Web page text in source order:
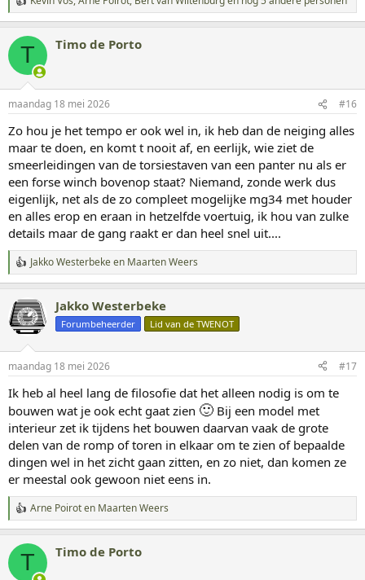
W
a
r
e
n
e
n
:
T Timo de Porto
maandag 18 mei 2026 #16
Zo hou je het tempo er ook wel in, ik heb dan de neiging alles
maar te doen, en komt t nooit af, en eerlijk, wie ziet de
smeerleidingen van de torsiestaven van een panter nu als er
een forse winch bovenop staat? Niemand, zonde werk dus
eigenlijk, net als de zo compleet mogelijke mg34 met houder
en alles erop en eraan in hetzelfde voertuig, ik hou van zulke
details maar de gang raakt er dan heel snel uit....
W
a
r
d
e
n
e
n
:
Jakko Westerbekeen Maarten Weers
Jakko Westerbeke
Forumbeheerder Lid van de TWENOT
maandag 18 mei 2026 #17
Ik heb al heel lang de filosofie dat het alleen nodig is om te
bouwen wat je ook echt gaat zien 🙂 Bij een model met
interieur zet ik tijdens het bouwen daarvan vaak de grote
delen van de romp of toren in elkaar om te zien of bepaalde
dingen wel in het zicht gaan zitten, en zo niet, dan komen ze
er meestal ook gewoon niet eens in.
W
a
r
Arne Ρоirοten Maarten Weers
T Timo de Porto